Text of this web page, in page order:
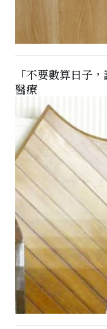
「不要數算日子
醫療